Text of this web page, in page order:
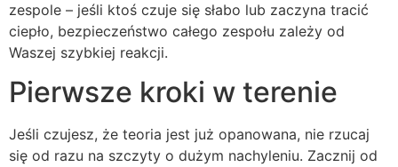
zespole – jeśli ktoś czuje się słabo lub zaczyna tracić
ciepło, bezpieczeństwo całego zespołu zależy od
Waszej szybkiej reakcji.
Pierwsze kroki w terenie
Jeśli czujesz, że teoria jest już opanowana, nie rzucaj
się od razu na szczyty o dużym nachyleniu. Zacznij od